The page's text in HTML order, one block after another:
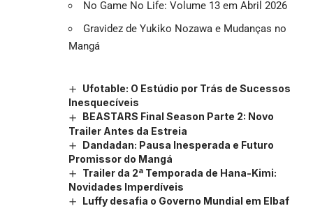
No Game No Life: Volume 13 em Abril 2026
Gravidez de Yukiko Nozawa e Mudanças no
Mangá
Ufotable: O Estúdio por Trás de Sucessos
Inesquecíveis
BEASTARS Final Season Parte 2: Novo
Trailer Antes da Estreia
Dandadan: Pausa Inesperada e Futuro
Promissor do Mangá
Trailer da 2ª Temporada de Hana-Kimi:
Novidades Imperdíveis
Luffy desafia o Governo Mundial em Elbaf